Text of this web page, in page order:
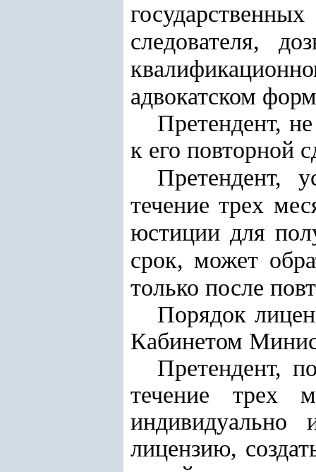
следователя,
адвокатском
Претендент,
к его повторной
Претендент,
течение трех
юстиции для
срок, может
только после
Порядок
Кабинетом
Претендент,
течение трех
лицензию,